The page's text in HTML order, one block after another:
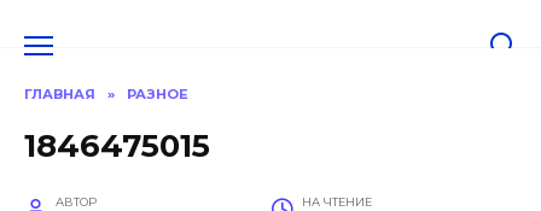
ГЛАВНАЯ » РАЗНОЕ
1846475015
АВТОР НА ЧТЕНИЕ